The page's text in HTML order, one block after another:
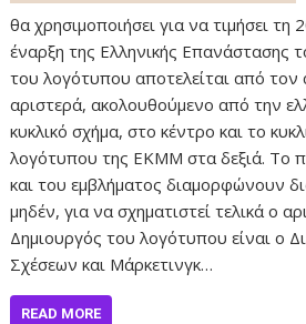
θα χρησιμοποιήσει για να τιμήσει τη
έναρξη της Ελληνικής Επανάστασης
του λογότυπου αποτελείται από τον
αριστερά, ακολουθούμενο από την
κυκλικό σχήμα, στο κέντρο και το
λογότυπου της ΕΚΜΜ στα δεξιά. Το
και του εμβλήματος διαμορφώνουν
μηδέν, για να σχηματιστεί τελικά ο
Δημιουργός του λογότυπου είναι ο
Σχέσεων και Μάρκετινγκ…
READ MORE